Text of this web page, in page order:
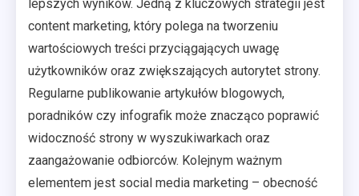
lepszych wyników. Jedną z kluczowych strategii jest
content marketing, który polega na tworzeniu
wartościowych treści przyciągających uwagę
użytkowników oraz zwiększających autorytet strony.
Regularne publikowanie artykułów blogowych,
poradników czy infografik może znacząco poprawić
widoczność strony w wyszukiwarkach oraz
zaangażowanie odbiorców. Kolejnym ważnym
elementem jest social media marketing – obecność